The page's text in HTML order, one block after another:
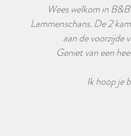
Wees welkom in
Lammenschans. De 2
aan de voorzijde
Geniet van een
Ik hoop je